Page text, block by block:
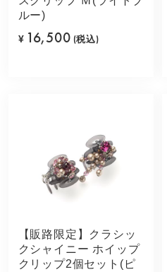
ルー)
¥ 16,500 (税込)
【販路限定】クラシッ
クシャイニー ホイップ
クリップ2個セット(ピ